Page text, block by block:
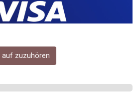
GBP 0.857708
GEL 3.016476
GIP 0.857346
GMD 85.360325
GTQ 8.80021
auf zuzuhören